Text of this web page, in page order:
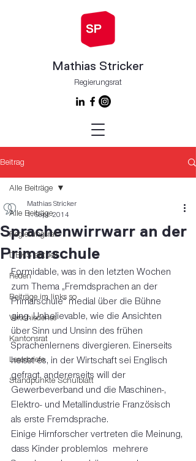
Mathias Stricker
Regierungsrat
Beitrag
Alle Beiträge
Regierungsrat
DBKS aktuell
Reden
Beiträge im links so
Verschiedenes
Kantonsrat
Leserbriefe
Standpunkte Schulblatt
Alle Beiträge
Sprachenwirrwarr an der
Primarschule
Mathias Stricker
1. Sept. 2014
Formidable, was in den letzten Wochen
zum Thema „Fremdsprachen an der
Primarschule“ medial über die Bühne
ging. Unbelievable, wie die Ansichten
über Sinn und Unsinn des frühen
Sprachenlernens divergieren. Einerseits
heisst es, in der Wirtschaft sei Englisch
gefragt, andererseits will der
Gewerbeverband und die Maschinen-,
Elektro- und Metallindustrie Französisch
als erste Fremdsprache.
Einige Hirnforscher vertreten die Meinung,
dass Kinder problemlos  mehrere